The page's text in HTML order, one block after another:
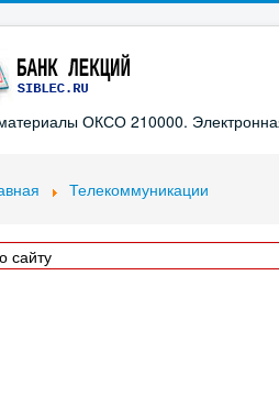
ОКСО 210000.
Телекоммуникации